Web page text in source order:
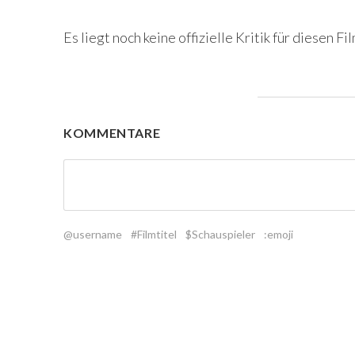
Es liegt noch keine offizielle Kritik für diesen
KOMMENTARE
@username #Filmtitel $Schauspieler :emoji